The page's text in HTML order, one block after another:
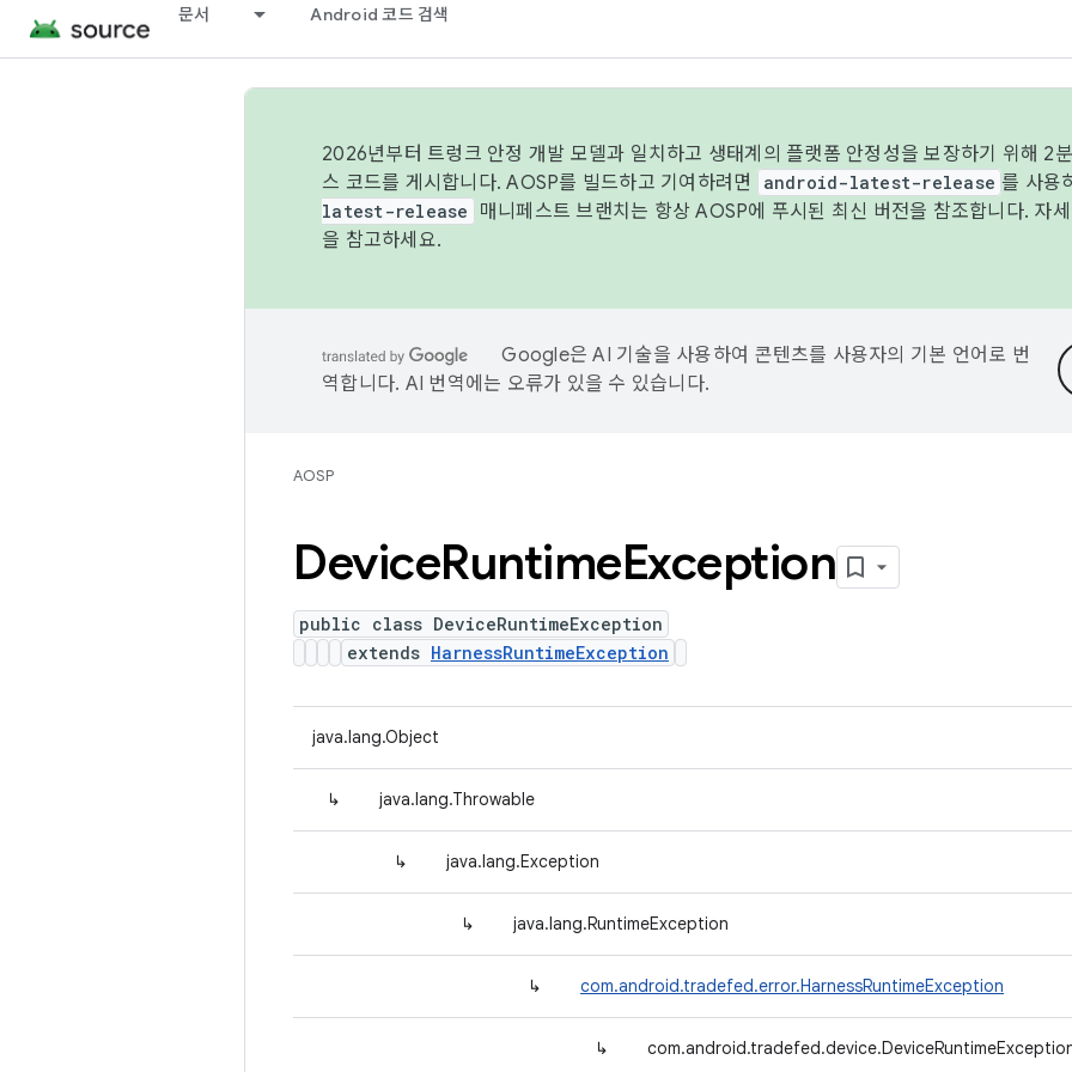
문서 Android 코드 검색
2026년부터 트렁크 안정 개발 모델과 일치하고 생태계의 플랫폼 안정성을 보장하기 위해 2
스 코드를 게시합니다. AOSP를 빌드하고 기여하려면
android-latest-release 를 사용
latest-release
매니페스트 브랜치는 항상 AOSP에 푸시된 최신 버전을 참조합니다. 자
을 참고하세요.
Google은 AI 기술을 사용하여 콘텐츠를 사용자의 기본 언어로 번
역합니다. AI 번역에는 오류가 있을 수 있습니다.
AOSP
DeviceRuntimeException
public class DeviceRuntimeException
extends HarnessRuntimeException
java.lang.Object
↳ java.lang.Throwable
↳ java.lang.Exception
↳ java.lang.RuntimeException
↳ com.android.tradefed.error.HarnessRuntimeException
↳